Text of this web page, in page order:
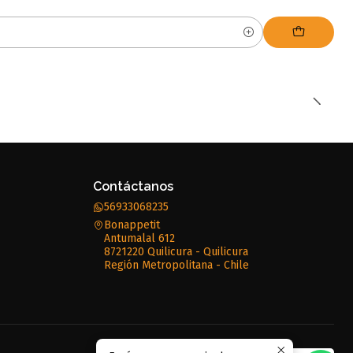
Contáctanos
56933068235
Bonappetit
Antumalal 612
8721220 Quilicura - Quilicura
Región Metropolitana - Chile